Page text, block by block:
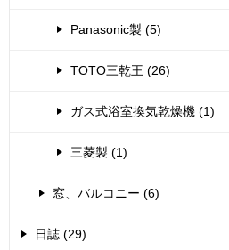
Panasonic製 (5)
TOTO三乾王 (26)
ガス式浴室換気乾燥機 (1)
三菱製 (1)
窓、バルコニー (6)
日誌 (29)